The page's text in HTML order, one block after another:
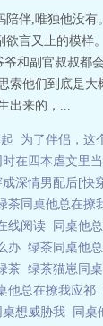
伴,唯独他没
言又止的模
和副官叔叔都
索他们到底是
出来的，...
为了伴侣，这
时在四本虐文里
深情男配后[快
茶同桌他总在撩
线阅读 同桌他
办 绿茶同桌他
茶 绿茶猫崽同
他总在撩我应祁
想威胁我 同桌